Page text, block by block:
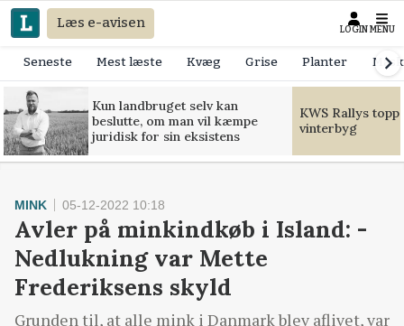
Læs e-avisen LOGIN MENU
Seneste Mest læste Kvæg Grise Planter
Kun landbruget selv kan
beslutte, om man vil kæmpe
juridisk for sin eksistens
KWS Rallys
vinterbyg
MINK 05-12-2022 10:18
Avler på minkindkøb i Island: -
Nedlukning var Mette
Frederiksens skyld
Grunden til, at alle mink i Danmark blev aflivet, var